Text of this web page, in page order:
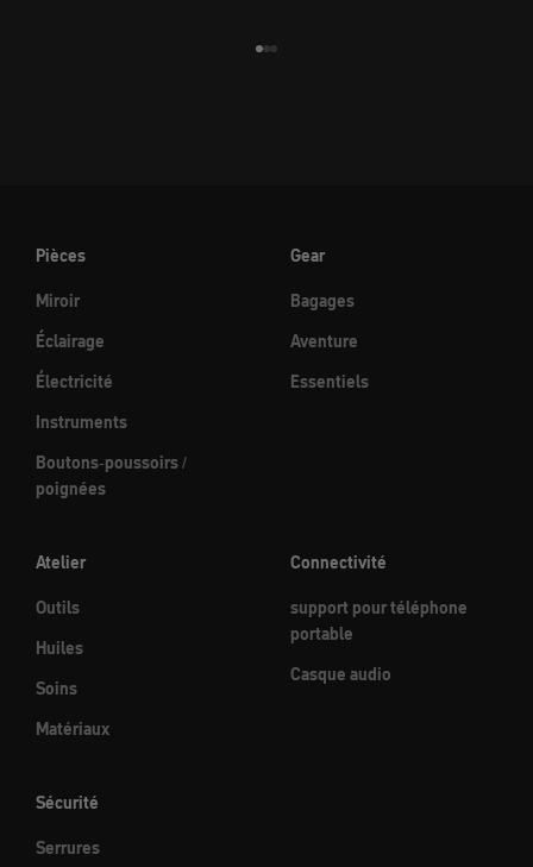
Pièces
Miroir
Éclairage
Électricité
Instruments
Boutons-poussoirs /
poignées
Gear
Bagages
Aventure
Essentiels
Atelier
Outils
Huiles
Soins
Matériaux
Connectivité
support pour téléphone
portable
Casque audio
Sécurité
Serrures